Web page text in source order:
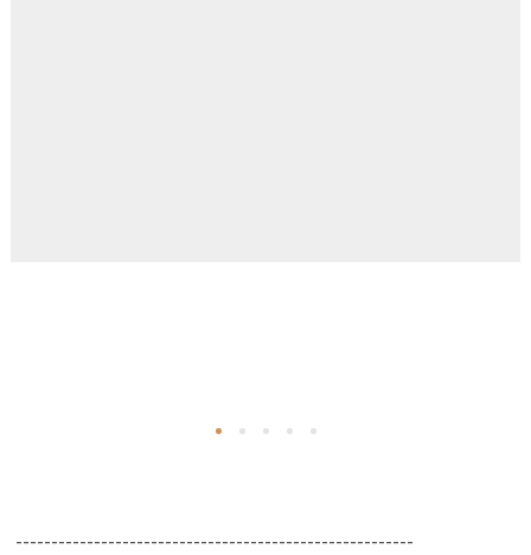
--------------------------------------------------------